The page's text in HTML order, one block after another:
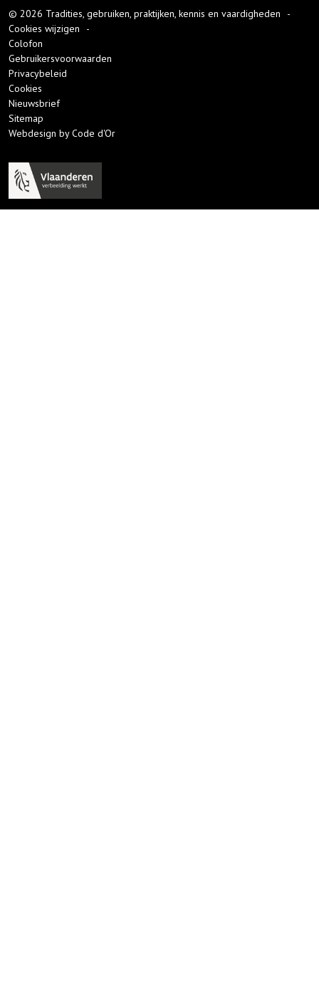
© 2026 Tradities, gebruiken, praktijken, kennis en vaardigheden
-
Cookies wijzigen
-
Colofon
Gebruikersvoorwaarden
Privacybeleid
Cookies
Nieuwsbrief
Sitemap
Webdesign by Code d'Or